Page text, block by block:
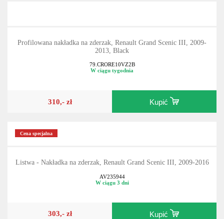
Profilowana nakładka na zderzak, Renault Grand Scenic III, 2009-
2013, Black
79.CRORE10VZ2B
W ciągu tygodnia
310,- zł Kupić
Cena specjalna
Listwa - Nakładka na zderzak, Renault Grand Scenic III, 2009-2016
AV235944
W ciągu 3 dni
303,- zł Kupić